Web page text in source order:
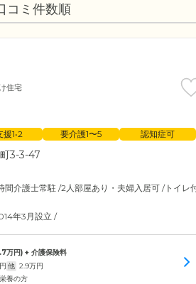
コミ件数順
住宅
1•2 要介護1〜5 認知症可
3-3-47
間介護士常駐 /2人部屋あり・夫婦入居可 /トイレ
年3月設立 /
万円) + 介護保険料
他 2.9万円
養の方